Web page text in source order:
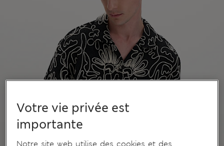
Votre vie privée est
importante
Notre site web utilise des cookies et des